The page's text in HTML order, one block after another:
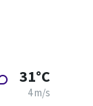
31°C
4 m/s